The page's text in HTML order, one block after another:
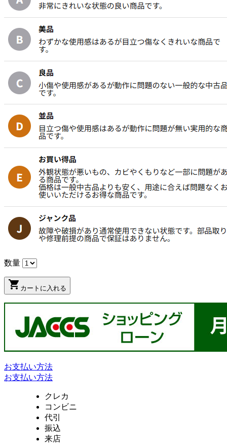
数量
shopping_cart カートに入れる
お支払い方法
お支払い方法
クレカ
コンビニ
代引
振込
来店